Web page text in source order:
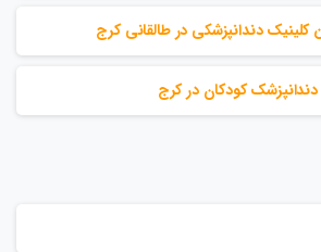
کلینیک دندانپزشکی در طالقانی کرج
کودکان در کرج